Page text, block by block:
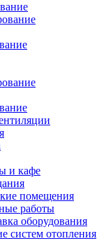
и кафе
помещения
работы
оборудования
систем отопления